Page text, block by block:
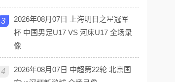
3
2026年08月07日 上海明日之星冠军
杯 中国男足U17 VS 河床U17 全场录
像
4
2026年08月07日 中超第22轮 北京国